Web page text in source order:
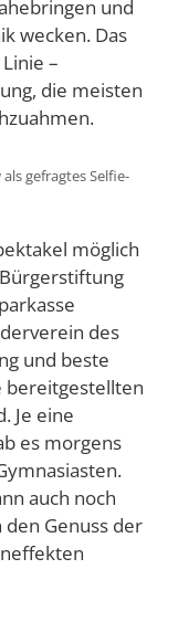
und
wecken. Das
–
die meisten
gefragtes Selfie-
möglich
des
und beste
bereitgestellten
Je eine
es morgens
auch noch
Genuss der